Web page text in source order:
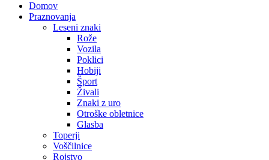
Domov
Praznovanja
Leseni znaki
Rože
Vozila
Poklici
Hobiji
Šport
Živali
Znaki z uro
Otroške obletnice
Glasba
Toperji
Voščilnice
Rojstvo